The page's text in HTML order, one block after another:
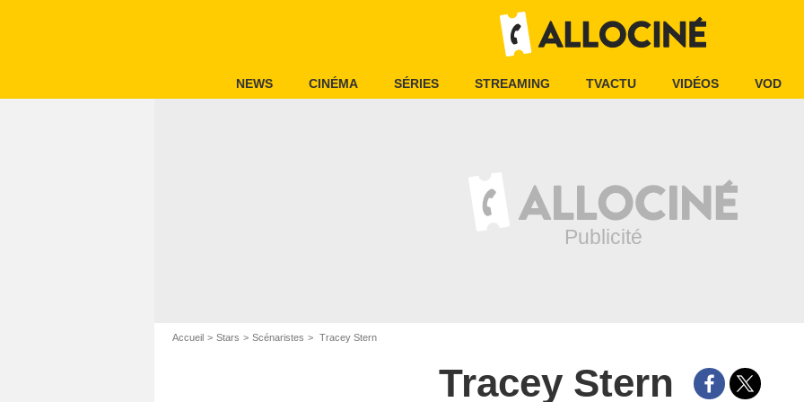
NEWS CINÉMA SÉRIES STREAMING TVACTU VIDÉOS VOD
Accueil Stars Scénaristes Tracey Stern
Tracey Stern